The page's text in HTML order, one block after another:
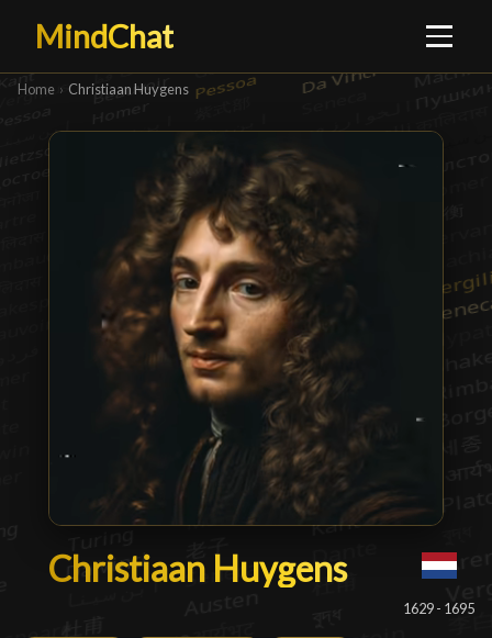
MindChat
Home › Christiaan Huygens
Christiaan Huygens
Christiaan Huygens█
1629 - 1695